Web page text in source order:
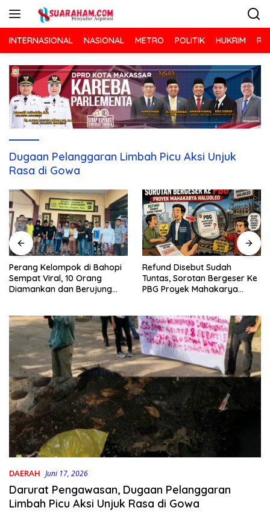
INTERNASIONAL NASIONAL METRO POLITIK HUKRIM
Dugaan Pelanggaran Limbah Picu Aksi Unjuk
Rasa di Gowa
Perang Kelompok di Bahopi
Sempat Viral, 10 Orang
Diamankan dan Berujung
Refund Disebut Sudah
Tuntas, Sorotan Bergeser Ke
PBG Proyek Mahakarya
DAERAH Juni 17, 2026
Darurat Pengawasan, Dugaan Pelanggaran
Limbah Picu Aksi Unjuk Rasa di Gowa